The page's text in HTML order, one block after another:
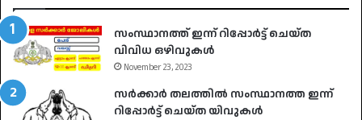
സംസ്ഥാനത്ത് ഇന്ന് റിപ്പോർട്ട് ചെയ്ത
വിവിധ ഒഴിവുകൾ
November 23, 2023
സർക്കാർ തലത്തിൽ സംസ്ഥാനത്ത ഇന്ന്
റിപ്പോർട്ട് ചെയ്ത യിവുകൾ